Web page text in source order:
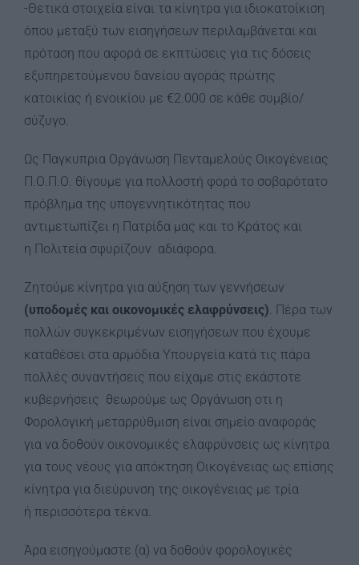
-Θετικά στοιχεία είναι τα κίνητρα για ιδιοκατοίκιση
όπου μεταξύ των εισηγήσεων περιλαμβάνεται και
πρόταση που αφορά σε εκπτώσεις για τις δόσεις
εξυπηρετούμενου δανείου αγοράς πρώτης
κατοικίας ή ενοικίου με €2.000 σε κάθε συμβίο/
σύζυγο.
Ως Παγκυπρια Οργάνωση Πενταμελούς Οικογένειας
Π.Ο.Π.Ο. θίγουμε για πολλοστή φορά το σοβαρότατο
πρόβλημα της υπογεννητικότητας που
αντιμετωπίζει η Πατρίδα μας και το Κράτος και
η Πολιτεία σφυρίζουν αδιάφορα.
Ζητούμε κίνητρα για αύξηση των γεννήσεων
(υποδομές και οικονομικές ελαφρύνσεις). Πέρα των
πολλών συγκεκριμένων εισηγήσεων που έχουμε
καταθέσει στα αρμόδια Υπουργεία κατά τις πάρα
πολλές συναντήσεις που είχαμε στις εκάστοτε
κυβερνήσεις θεωρούμε ως Οργάνωση οτι η
Φορολογική μεταρρύθμιση είναι σημείο αναφοράς
για να δοθούν οικονομικές ελαφρύνσεις ως κίνητρα
για τους νέους για απόκτηση Οικογένειας ως επίσης
κίνητρα για διεύρυνση της οικογένειας με τρία
ή περισσότερα τέκνα.
Άρα εισηγούμαστε (α) να δοθούν φορολογικές